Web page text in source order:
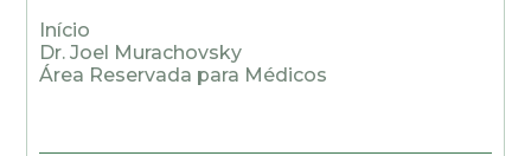
Início
Dr. Joel Murachovsky
Área Reservada para Médicos